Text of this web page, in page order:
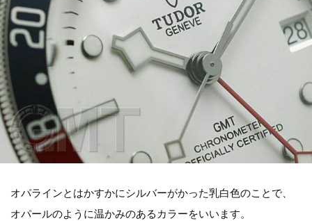
オパラインとはかすかにシルバーがかった乳白色のことで、
オパールのように温かみのあるカラーをいいます。